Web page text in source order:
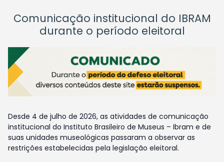
Comunicação institucional do IBRAM
durante o período eleitoral
Desde 4 de julho de 2026, as atividades de comunicação
institucional do Instituto Brasileiro de Museus – Ibram e de
suas unidades museológicas passaram a observar as
restrições estabelecidas pela legislação eleitoral.